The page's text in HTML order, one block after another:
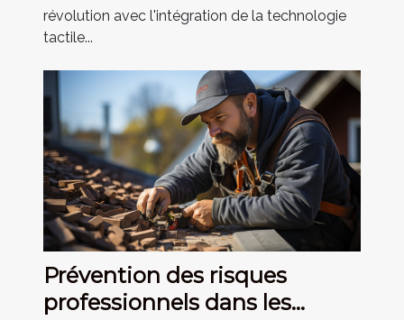
révolution avec l'intégration de la technologie
tactile...
Prévention des risques
professionnels dans les